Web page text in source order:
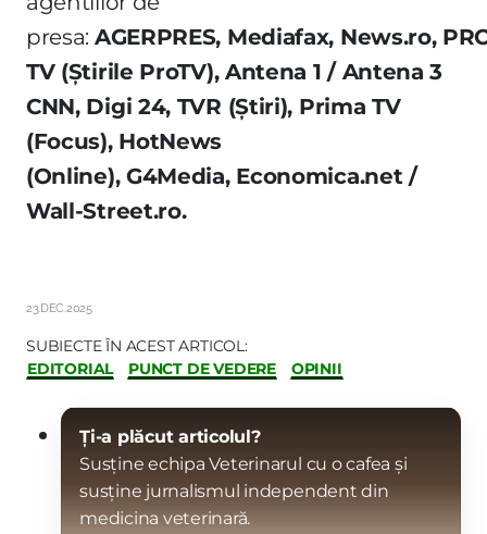
presa: AGERPRES, Mediafax, News.ro,
TV (Știrile ProTV), Antena 1 / Antena 3
CNN, Digi 24, TVR (Știri), Prima TV
(Focus), HotNews
(Online), G4Media, Economica.net /
Wall-Street.ro.
23.DEC.2025
SUBIECTE ÎN ACEST ARTICOL:
EDITORIAL
PUNCT DE VEDERE OPINII
Ți-a plăcut articolul?
Susține echipa Veterinarul cu o cafea și
susține jurnalismul independent din
medicina veterinară.